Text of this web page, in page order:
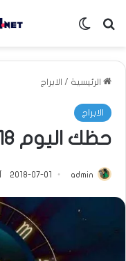
بحث عنالوضع المظلم
الرئيسية / الابراج
الابراج
حظك اليوم 2/7/2018
admin
2018-07-01